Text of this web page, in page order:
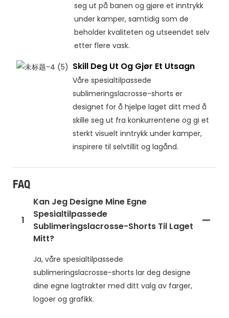
seg ut på banen og gjøre et inntrykk
under kamper, samtidig som de
beholder kvaliteten og utseendet selv
etter flere vask.
Skill Deg Ut Og Gjør Et Utsagn
Våre spesialtilpassede
sublimeringslacrosse-shorts er
designet for å hjelpe laget ditt med å
skille seg ut fra konkurrentene og gi et
sterkt visuelt inntrykk under kamper,
inspirere til selvtillit og lagånd.
FAQ
1
Kan Jeg Designe Mine Egne
Spesialtilpassede
Sublimeringslacrosse-Shorts Til Laget
Mitt?
Ja, våre spesialtilpassede
sublimeringslacrosse-shorts lar deg designe
dine egne lagtrakter med ditt valg av farger,
logoer og grafikk.